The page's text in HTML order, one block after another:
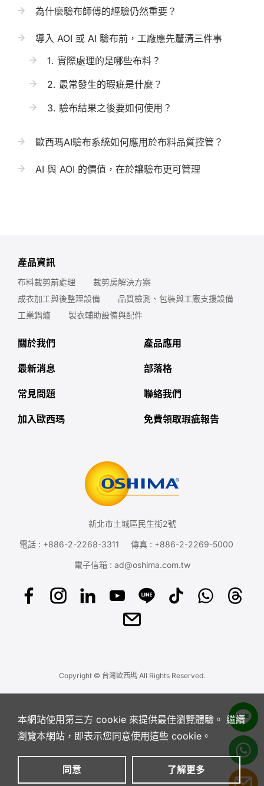
為什麼驗布師傅的經驗仍然重要？
導入 AOI 或 AI 驗布前，工廠應先釐清三件事
1. 實際處理的是哪些布料？
2. 最常發生的瑕疵是什麼？
3. 驗布結果之後要如何使用？
歐西瑪AI驗布系統如何應用於布料品質控管？
AI 與 AOI 的價值，在於讓驗布更可管理
產品資訊
布料裁剪前處理
裁剪房解決方案
成衣加工與後整理設備
品質檢測、包裝與工廠支援設備
工業鍋爐
製衣輔助設備與配件
關於我們 產品應用
最新消息 部落格
常見問題 聯絡我們
加入歐西瑪 免費領取瑕疵報告
新北市土城區民生街2號
電話 : +886-2-2268-3311 傳真 : +886-2-2269-5000
電子信箱 : ad@oshima.com.tw
Copyright © 台灣歐西瑪 All Rights Reserved.
本網站使用第三方 cookie 來提供最佳瀏覽體驗。 繼續
瀏覽本網站，即表示您同意使用這些 cookie。
同意 了解更多